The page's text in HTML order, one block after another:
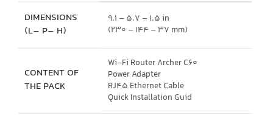
DIMENSIONS
(L– P– H)
9.1 – 5.7 – 1.5 in
(230 – 144 – 37 mm)
CONTENT OF
THE PACK
Wi-Fi Router Archer C60
Power Adapter
RJ45 Ethernet Cable
Quick Installation Guid